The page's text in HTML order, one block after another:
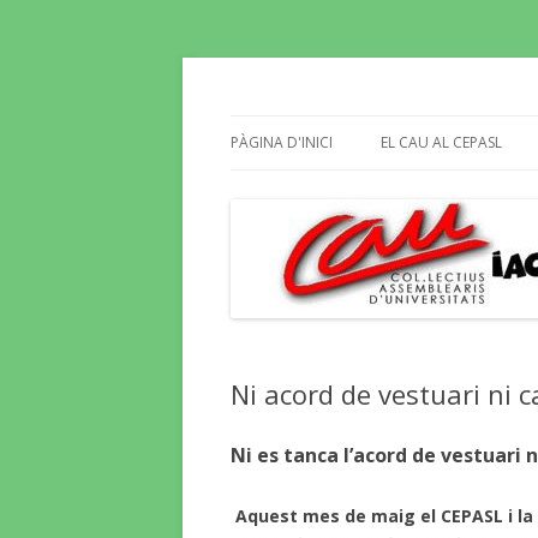
PÀGINA D'INICI EL CAU AL CEPASL
Ni acord de vestuari ni
Ni es tanca l’acord de
Aquest mes de maig el CEPASL i